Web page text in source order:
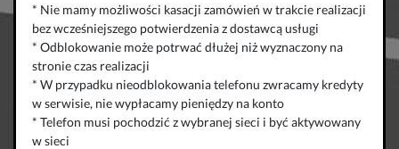
* Nie mamy możliwości kasacji zamówień w trakcie realizacji
bez wcześniejszego potwierdzenia z dostawcą usługi
* Odblokowanie może potrwać dłużej niż wyznaczony na
stronie czas realizacji
* W przypadku nieodblokowania telefonu zwracamy kredyty
w serwisie, nie wypłacamy pieniędzy na konto
* Telefon musi pochodzić z wybranej sieci i być aktywowany
w sieci